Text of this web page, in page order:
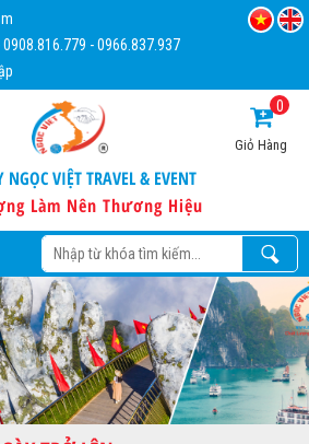
0908.816.779 -0966.837.937
NGỌC VIỆT TRAVEL & EVENT
Làm Nên Thương Hiệu
Giỏ Hàng
0